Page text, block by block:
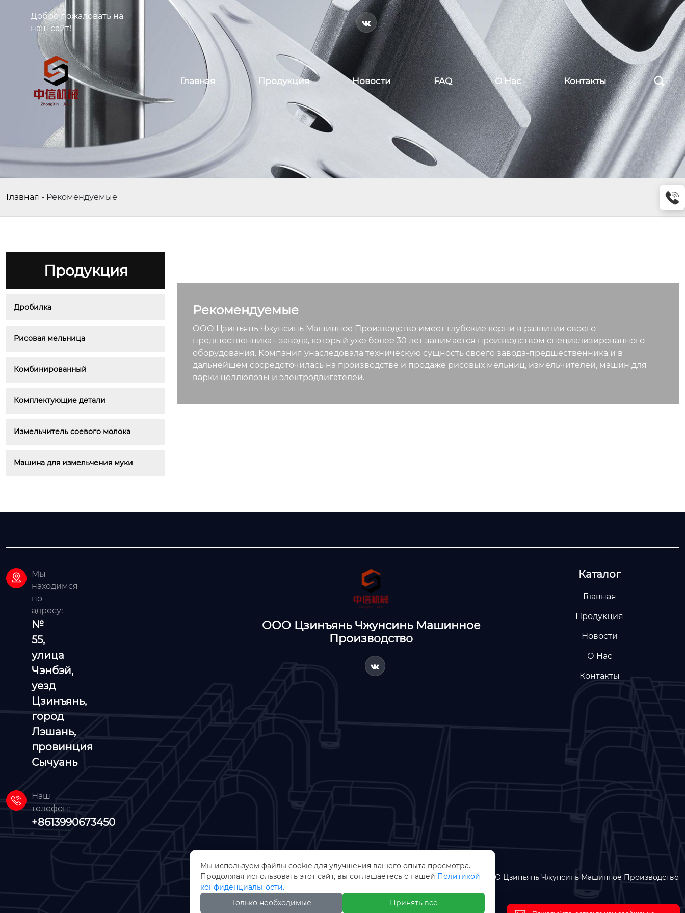
Добро пожаловать на
наш сайт!

Главная Продукция Новости FAQ О Нас Контакты 
Главная - Рекомендуемые
Продукция
Дробилка
Рисовая мельница
Комбинированный
Комплектующие детали
Измельчитель соевого молока
Машина для измельчения муки
Рекомендуемые
ООО Цзинъянь Чжунсинь Машинное Производство имеет глубокие корни в развитии своего
предшественника - завода, который уже более 30 лет занимается производством специализированного
оборудования. Компания унаследовала техническую сущность своего завода-предшественника и в
дальнейшем сосредоточилась на производстве и продаже рисовых мельниц, измельчителей, машин для
варки целлюлозы и электродвигателей.

Мы
находимся
по
адресу:
№
55,
улица
Чэнбэй,
уезд
Цзинъянь,
город
Лэшань,
провинция
Сычуань

Наш
телефон:
+8613990673450
ООО Цзинъянь Чжунсинь Машинное
Производство

Каталог
Главная
Продукция
Новости
О Нас
Контакты
Авторское право © ООО Цзинъянь Чжунсинь Машинное Производство
Мы используем файлы cookie для улучшения вашего опыта просмотра.
Продолжая использовать этот сайт, вы соглашаетесь с нашей Политикой
конфиденциальности.
Только необходимые
Принять все